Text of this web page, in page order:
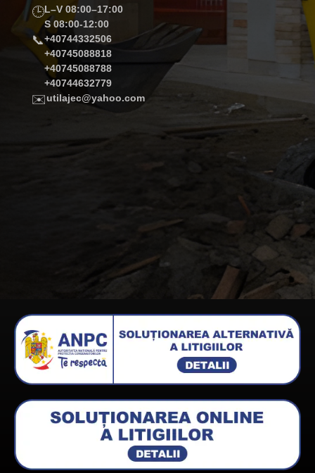
🕒L–V 08:00–17:00
S 08:00-12:00
📞+40744332506
+40745088818
+40745088788
+40744632779
✉️utilajec@yahoo.com